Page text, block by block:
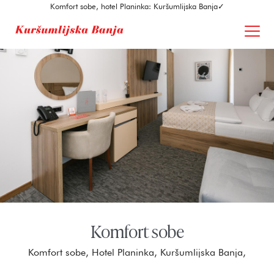
Komfort sobe, hotel Planinka: Kuršumlijska Banja✓
Komfort sobe
Komfort sobe, Hotel Planinka, Kuršumlijska Banja,